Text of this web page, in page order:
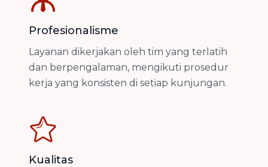
Profesionalisme
Layanan dikerjakan oleh tim yang terlatih
dan berpengalaman, mengikuti prosedur
kerja yang konsisten di setiap kunjungan.
Kualitas